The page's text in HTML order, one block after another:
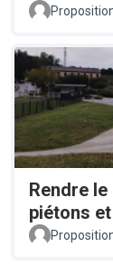
Rendre
piétons